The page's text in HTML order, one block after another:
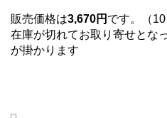
販売価格は3,670円 です。（10
在庫が切れてお取り寄せとな
が掛かります